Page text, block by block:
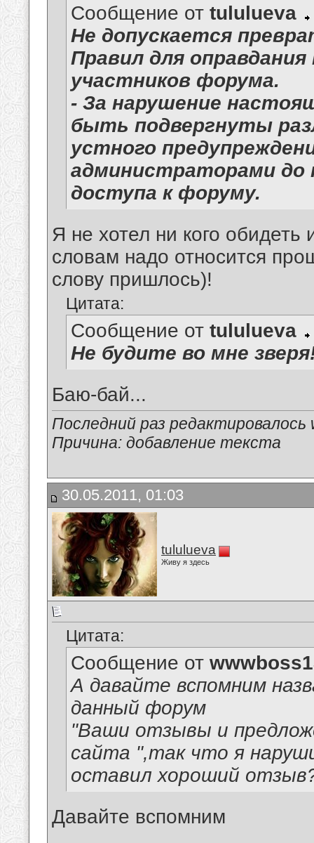
Сообщение от tululueva
Не допускается
Правил для
участников форума.
- За нарушение
быть подвергнуты
устного
администраторами до
доступа к форуму.
Я не хотел ни кого
словам надо относится
слову пришлось)!
Цитата:
Сообщение от tululueva
Не будите во мне
Баю-бай...
Последний раз
Причина: добавление текста
30.05.2011, 01:03
tululueva
Живу я здесь
Цитата:
Сообщение от
А давайте вспомним
данный форум
"Ваши отзывы и
сайта ",так что я
оставил хороший
Давайте вспомним